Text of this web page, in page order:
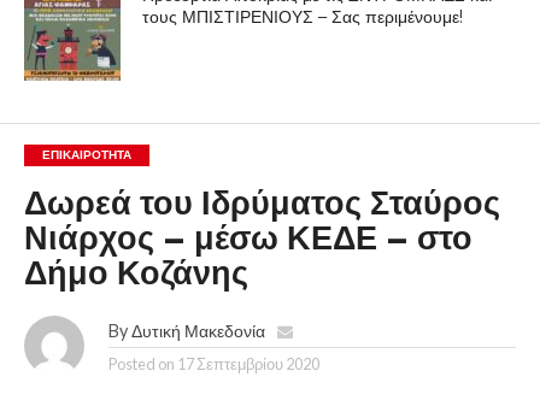
τους ΜΠΙΣΤΙΡΕΝΙΟΥΣ – Σας περιμένουμε!
ΕΠΙΚΑΙΡΟΤΗΤΑ
Δωρεά του Ιδρύματος Σταύρος
Νιάρχος – μέσω ΚΕΔΕ – στο
Δήμο Κοζάνης
By Δυτική Μακεδονία
Posted on 17 Σεπτεμβρίου 2020